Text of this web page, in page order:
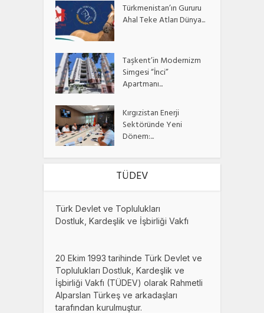
Türkmenistan’ın Gururu
Ahal Teke Atları Dünya...
Taşkent’in Modernizm
Simgesi “İnci”
Apartmanı...
Kırgızistan Enerji
Sektöründe Yeni
Dönem:...
TÜDEV
Türk Devlet ve Toplulukları
Dostluk, Kardeşlik ve İşbirliği Vakfı
20 Ekim 1993 tarihinde Türk Devlet ve
Toplulukları Dostluk, Kardeşlik ve
İşbirliği Vakfı (TÜDEV) olarak Rahmetli
Alparslan Türkeş ve arkadaşları
tarafından kurulmuştur.